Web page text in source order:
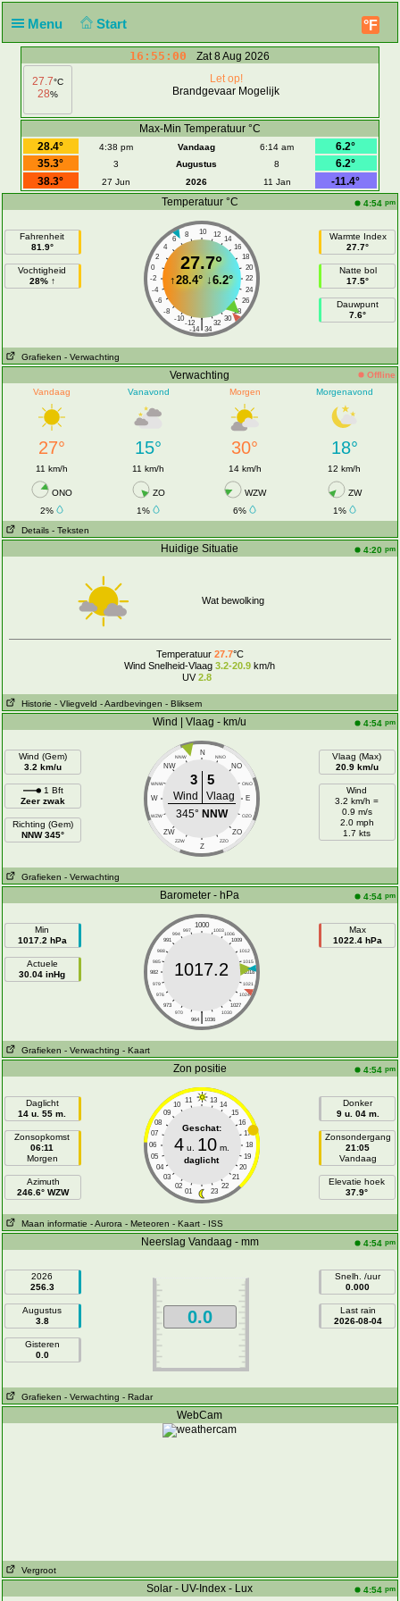
Menu Start °F
16:55:00
Zat 8 Aug 2026
27.7°C
28%
Let op!
Brandgevaar Mogelijk
Max-Min Temperatuur °C
28.4°
4:38 pm Vandaag 6:14 am
6.2°
35.3°
3 Augustus 8
6.2°
38.3°
27 Jun 2026 11 Jan
-11.4°
Temperatuur °C
4:54 pm
Fahrenheit
81.9°
Vochtigheid
28% ↑
10
8 12
6
14
4
16
2
18
0
20
-2
22
-4
24
-6
26
-8
28
-10
30
-12 32
|
-14 34
27.7°
↑28.4° ↓6.2°
Warmte Index
27.7°
Natte bol
17.5°
Dauwpunt
7.6°
Grafieken - Verwachting
Verwachting
Offline
Vandaag
Vanavond Morgen Morgenavond
27° 15° 30° 18°
11 km/h 11 km/h 14 km/h 12 km/h
ONO ZO WZW
ZW
2%
1% 6%
1%
Details - Teksten
Huidige Situatie 4:20 pm
Wat bewolking
Temperatuur 27.7°C
Wind Snelheid-Vlaag 3.2-20.9 km/h
UV2.8
Historie - Vliegveld - Aardbevingen - Bliksem
Wind | Vlaag - km/u 4:54 pm
Wind (Gem)
3.2 km/u
1 Bft
Zeer zwak
Richting (Gem)
NNW 345°
N
NNW NNO
NW NO
WNW ONO
W E
WZW OZO
ZW ZO
ZZW ZZO
Z
3 5
Wind
Vlaag
345° NNW
Vlaag (Max)
20.9 km/u
Wind
3.2 km/h =
0.9 m/s
2.0 mph
1.7 kts
Grafieken - Verwachting
Barometer - hPa 4:54 pm
Min
1017.2 hPa
Actuele
30.04 inHg
1000
997 1003
994
1006
991
1009
988
1012
985
1015
982
1018
979
1021
976
1024
973
1027
970
1030
|
964 1036
1017.2
Max
1022.4 hPa
Grafieken - Verwachting - Kaart
Zon positie 4:54 pm
Daglicht
14 u. 55 m.
Zonsopkomst
06:11
Morgen
Azimuth
246.6° WZW
11 13
10
14
09
15
08
16
07
17
06
18
05
19
04
20
03
21
02
22
01 23
Geschat:
4u. 10m.
daglicht
Donker
9 u. 04 m.
Zonsondergang
21:05
Vandaag
Elevatie hoek
37.9°
Maan informatie - Aurora - Meteoren - Kaart - ISS
Neerslag Vandaag - mm 4:54 pm
2026
256.3
Augustus
3.8
Gisteren
0.0
0.0
Snelh. /uur
0.000
Last rain
2026-08-04
Grafieken - Verwachting - Radar
WebCam
Vergroot
Solar - UV-Index - Lux 4:54 pm